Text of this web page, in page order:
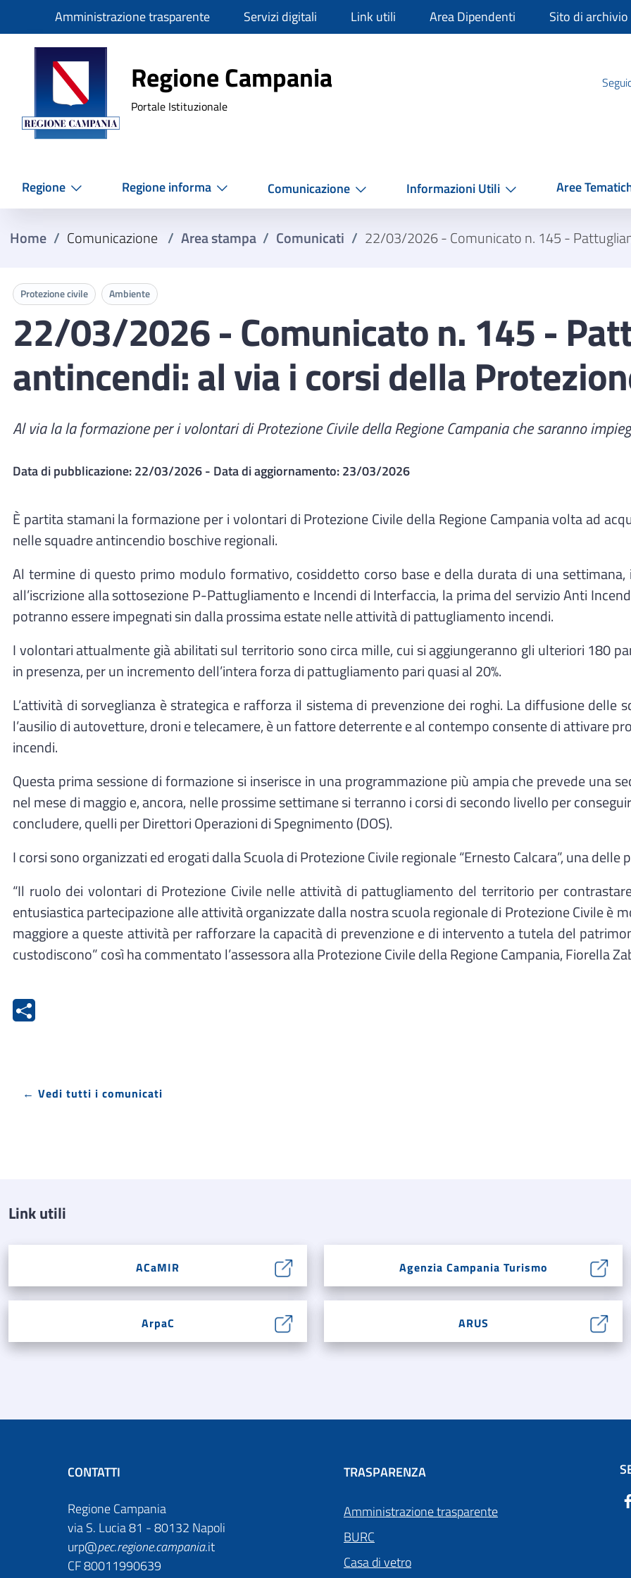
SlimAmministrazione trasparente Servizi digitali Link utili Area Dipendenti Sito di archivio
Regione Campania
Regione Campania
Portale Istituzionale
Regione Regione informa Comunicazione Informazioni Utili Aree
Home / Comunicazione / Area stampa / Comunicati / 22/03/2026 - Comunicato n. 145 -
Protezione civile Ambiente
22/03/2026 - Comunicato n. 145 -
antincendi: al via i corsi della
Al via la la formazione per i volontari di Protezione Civile della Regione Campania che saranno
Data di pubblicazione:22/03/2026- Data di aggiornamento:23/03/2026
È partita stamani la formazione per i volontari di Protezione Civile della Regione Campania volta ad
nelle squadre antincendio boschive regionali.
Al termine di questo primo modulo formativo, cosiddetto corso base e della durata di una settimana,
all’iscrizione alla sottosezione P-Pattugliamento e Incendi di Interfaccia, la prima del servizio Anti
potranno essere impegnati sin dalla prossima estate nelle attività di pattugliamento incendi.
I volontari attualmente già abilitati sul territorio sono circa mille, cui si aggiungeranno gli ulteriori 180
in presenza, per un incremento dell’intera forza di pattugliamento pari quasi al 20%.
L’attività di sorveglianza è strategica e rafforza il sistema di prevenzione dei roghi. La diffusione
l’ausilio di autovetture, droni e telecamere, è un fattore deterrente e al contempo consente di attivare
incendi.
Questa prima sessione di formazione si inserisce in una programmazione più ampia che prevede una
nel mese di maggio e, ancora, nelle prossime settimane si terranno i corsi di secondo livello per
concludere, quelli per Direttori Operazioni di Spegnimento (DOS).
I corsi sono organizzati ed erogati dalla Scuola di Protezione Civile regionale “Ernesto Calcara”, una
“Il ruolo dei volontari di Protezione Civile nelle attività di pattugliamento del territorio per
entusiastica partecipazione alle attività organizzate dalla nostra scuola regionale di Protezione Civile è
maggiore a queste attività per rafforzare la capacità di prevenzione e di intervento a tutela del
custodiscono” così ha commentato l’assessora alla Protezione Civile della Regione Campania, Fiorella
← Vedi tutti i comunicati
Link utili
ACaMIR Agenzia Campania Turismo
ArpaC ARUS
CONTATTI
Regione Campania
via S. Lucia 81 - 80132 Napoli
urp@pec.regione.campania.it
CF 80011990639
TRASPARENZA
Amministrazione trasparente
BURC
Casa di vetro